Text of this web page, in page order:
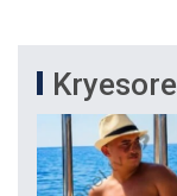
Kryesore